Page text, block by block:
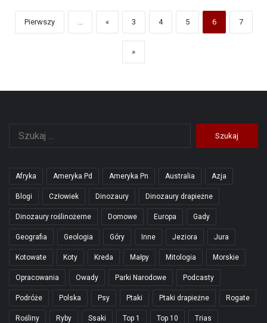
Pierwszy « 3 4 5 6 7
»
Afryka Ameryka Pd Ameryka Pn Australia Azja
Blogi Człowiek Dinozaury Dinozaury drapieżne
Dinozaury roślinożerne Domowe Europa Gady
Geografia Geologia Góry Inne Jeziora Jura
Kotowate Koty Kreda Małpy Mitologia Morskie
Opracowania Owady Parki Narodowe Podcasty
Podróże Polska Psy Ptaki Ptaki drapieżne Rogate
Rośliny Ryby Ssaki Top 1 Top 10 Trias